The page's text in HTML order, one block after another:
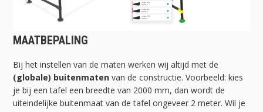
MAATBEPALING
Bij het instellen van de maten werken wij altijd met de
(globale) buitenmaten van de constructie. Voorbeeld: kies
je bij een tafel een breedte van 2000 mm, dan wordt de
uiteindelijke buitenmaat van de tafel ongeveer 2 meter. Wil je